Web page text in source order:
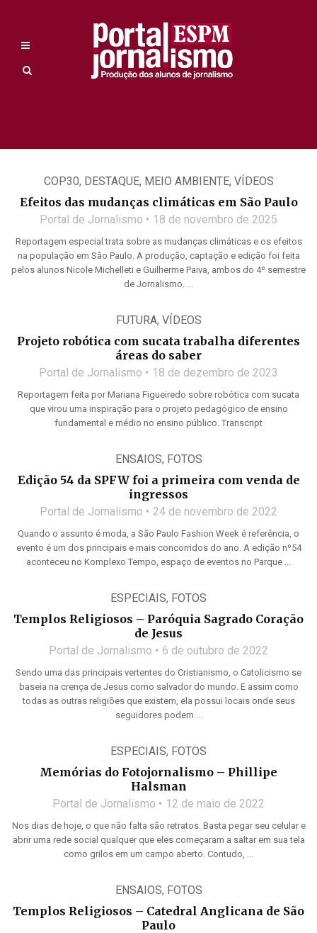
COP30, DESTAQUE, MEIO AMBIENTE, VÍDEOS
Efeitos das mudanças climáticas em São Paulo
Portal de Jornalismo 18 de novembro de 2025
Reportagem especial trata sobre as mudanças climáticas e os efeitos
na população em São Paulo. A produção, captação e edição foi feita
pelos alunos Nicole Michelleti e Guilherme Paiva, ambos do 4º semestre
de Jornalismo. ...
FUTURA, VÍDEOS
Projeto robótica com sucata trabalha diferentes
áreas do saber
Portal de Jornalismo 18 de dezembro de 2023
Reportagem feita por Mariana Figueiredo sobre robótica com sucata
que virou uma inspiração para o projeto pedagógico de ensino
fundamental e médio no ensino público. Transcript
ENSAIOS, FOTOS
Edição 54 da SPFW foi a primeira com venda de
ingressos
Portal de Jornalismo 24 de novembro de 2022
Quando o assunto é moda, a São Paulo Fashion Week é referência, o
evento é um dos principais e mais concorridos do ano. A edição nº54
aconteceu no Komplexo Tempo, espaço de eventos no Parque ...
ESPECIAIS, FOTOS
Templos Religiosos – Paróquia Sagrado Coração
de Jesus
Portal de Jornalismo 6 de outubro de 2022
Sendo uma das principais vertentes do Cristianismo, o Catolicismo se
baseia na crença de Jesus como salvador do mundo. E assim como
todas as outras religiões que existem, ela possui locais onde seus
seguidores podem ...
ESPECIAIS, FOTOS
Memórias do Fotojornalismo – Phillipe
Halsman
Portal de Jornalismo 12 de maio de 2022
Nos dias de hoje, o que não falta são retratos. Basta pegar seu celular e
abrir uma rede social qualquer que eles começaram a saltar em sua tela
como grilos em um campo aberto. Contudo, ...
ENSAIOS, FOTOS
Templos Religiosos – Catedral Anglicana de São
Paulo